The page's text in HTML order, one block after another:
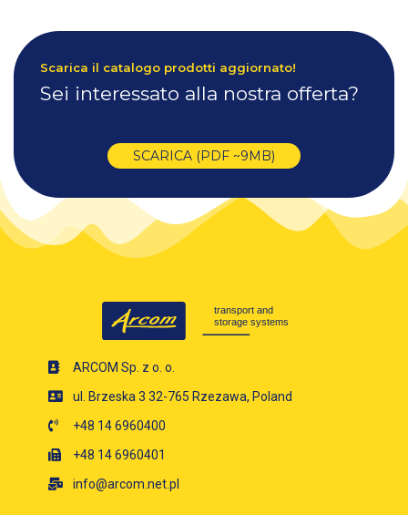
Scarica il catalogo prodotti aggiornato!
Sei interessato alla nostra offerta?
SCARICA (PDF ~9MB)
ARCOM Sp. z o. o.
ul. Brzeska 3 32-765 Rzezawa, Poland
+48 14 6960400
+48 14 6960401
info@arcom.net.pl